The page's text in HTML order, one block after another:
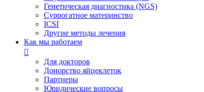
Генетическая диагностика (NGS)
Суррогатное материнство
ICSI
Другие методы лечения
Как мы работаем
Для докторов
Донорство яйцеклеток
Партнеры
Юридические вопросы